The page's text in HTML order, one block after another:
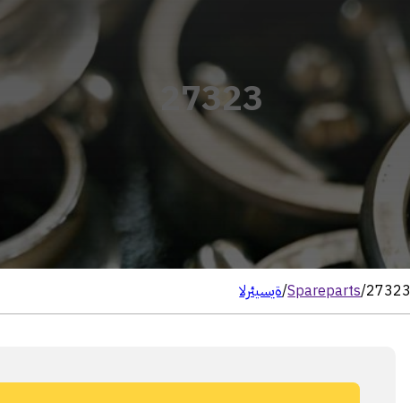
27323
الرئيسية/Spareparts/27323